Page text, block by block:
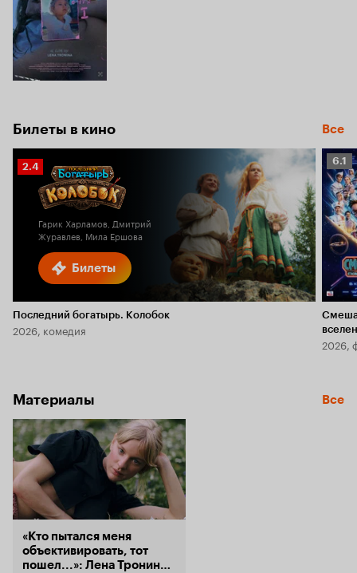
Билеты в кино Все
Билеты
Рейтинг
Кинопоиска
2.4
Гарик Харламов, Дмитрий
Журавлев, Мила Ершова
Последний богатырь. Колобок
2026, комедия
6.1
6.1
2026,
Материалы Все
«Кто пытался меня
объективировать, тот
пошел...»: Лена Тронина